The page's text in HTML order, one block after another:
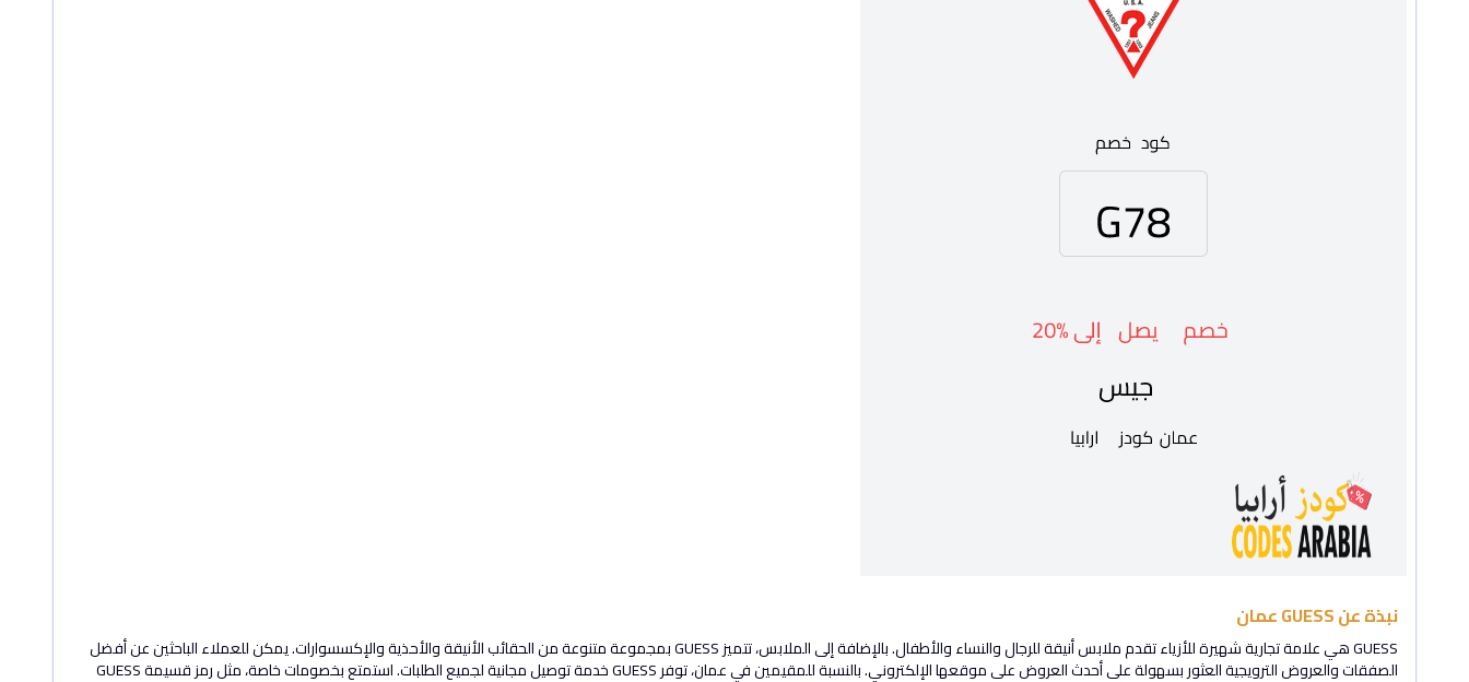
نبذة عن GUESS عمان
GUESS هي علامة تجارية شهيرة للأزياء تقدم ملابس أنيقة للرجال والنساء والأطفال. بالإضافة إلى الملابس، تتميز GUESS بمجموعة متنوعة من الحقائب الأنيقة والأحذية والإكسسوارات. يمكن للعملاء الباحثين عن أفضل
الصفقات والعروض الترويجية العثور بسهولة على أحدث العروض على موقعها الإلكتروني. بالنسبة للمقيمين في عمان، توفر GUESS خدمة توصيل مجانية لجميع الطلبات. استمتع بخصومات خاصة، مثل رمز قسيمة GUESS